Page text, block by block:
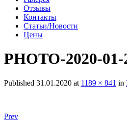
Отзывы
Контакты
Статьи/Новости
Цены
PHOTO-2020-01-
Published 31.01.2020 at 1189 × 841 in
Prev